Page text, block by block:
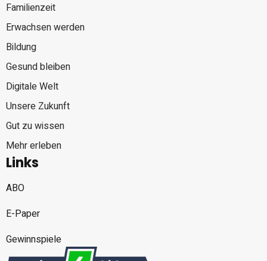
Familienzeit
Erwachsen werden
Bildung
Gesund bleiben
Digitale Welt
Unsere Zukunft
Gut zu wissen
Mehr erleben
Links
ABO
E-Paper
Gewinnspiele